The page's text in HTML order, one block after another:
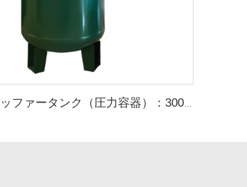
ASME規格バッファータンク（圧力容器）：300L／600L／1000L／2000L 炭素鋼製エアタンク（エアコンプレッサー用）